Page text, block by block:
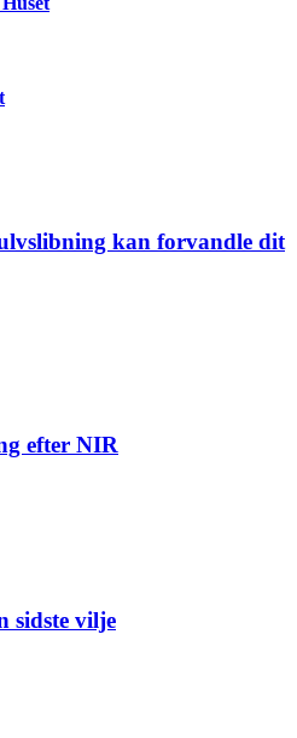
kan forvandle dit
efter NIR
sidste vilje